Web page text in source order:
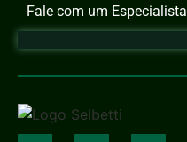
Fale com um Especialista